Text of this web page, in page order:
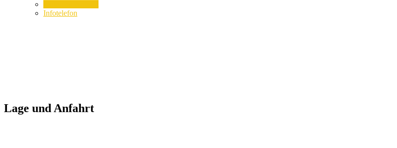
Infotelefon
Lage und Anfahrt